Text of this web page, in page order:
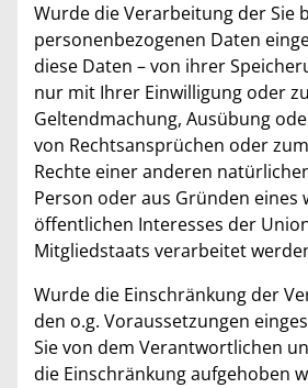
Wurde die Verarbeitung der Sie
personenbezogenen Daten
diese Daten – von ihrer
nur mit Ihrer Einwilligung oder
Geltendmachung, Ausübung
von Rechtsansprüchen oder
Rechte einer anderen
Person oder aus Gründen eines
öffentlichen Interesses der
Mitgliedstaats verarbeitet
Wurde die Einschränkung der
den o.g. Voraussetzungen
Sie von dem Verantwortlichen
die Einschränkung aufgehoben